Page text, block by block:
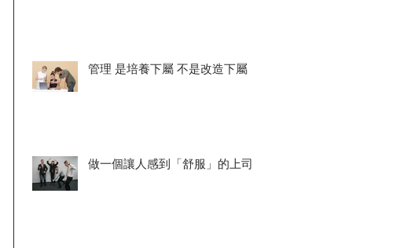
管理 是培養下屬 不是改造下屬
做一個讓人感到「舒服」的上司